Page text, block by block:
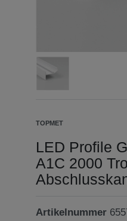
TOPMET
LED Profile
A1C 2000
Artikelnummer